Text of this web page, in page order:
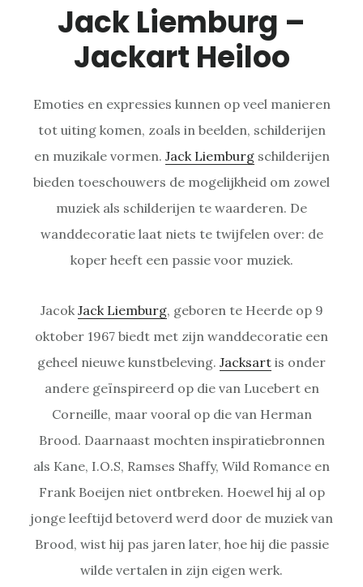
Jack Liemburg –
Jackart Heiloo
Emoties en expressies kunnen op veel manieren
tot uiting komen, zoals in beelden, schilderijen
en muzikale vormen. Jack Liemburgschilderijen
bieden toeschouwers de mogelijkheid om zowel
muziek als schilderijen te waarderen. De
wanddecoratie laat niets te twijfelen over: de
koper heeft een passie voor muziek.
Jacok Jack Liemburg, geboren te Heerde op 9
oktober 1967 biedt met zijn wanddecoratie een
geheel nieuwe kunstbeleving. Jacksart is onder
andere geïnspireerd op die van Lucebert en
Corneille, maar vooral op die van Herman
Brood. Daarnaast mochten inspiratiebronnen
als Kane, I.O.S, Ramses Shaffy, Wild Romance en
Frank Boeijen niet ontbreken. Hoewel hij al op
jonge leeftijd betoverd werd door de muziek van
Brood, wist hij pas jaren later, hoe hij die passie
wilde vertalen in zijn eigen werk.